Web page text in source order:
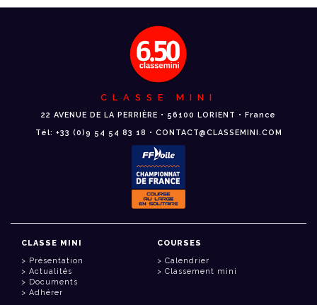
CLASSE MINI
22 AVENUE DE LA PERRIÈRE • 56100 LORIENT • France
Tél: +33 (0)9 54 54 83 18 • CONTACT@CLASSEMINI.COM
CLASSE MINI
Présentation
Actualités
Documents
Adhérer
COURSES
Calendrier
Classement mini